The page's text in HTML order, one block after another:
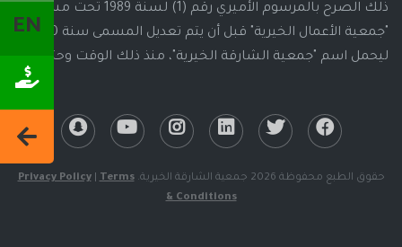
EN
ذلك الصرح بالمرسوم الأميري رقم (1) لسنة 1989 تحت مسمى
"جمعية الأعمال الخيرية" قبل أن يتم تعديل المسمى سنة 2000م،
ليحمل اسم "جمعية الشارقة الخيرية"، منذ ذلك الوقت وحتى الآن
حقوق الطبع محفوظة 2026 جمعية الشارقة الخيرية. Privacy Policy|
Terms
& Conditions